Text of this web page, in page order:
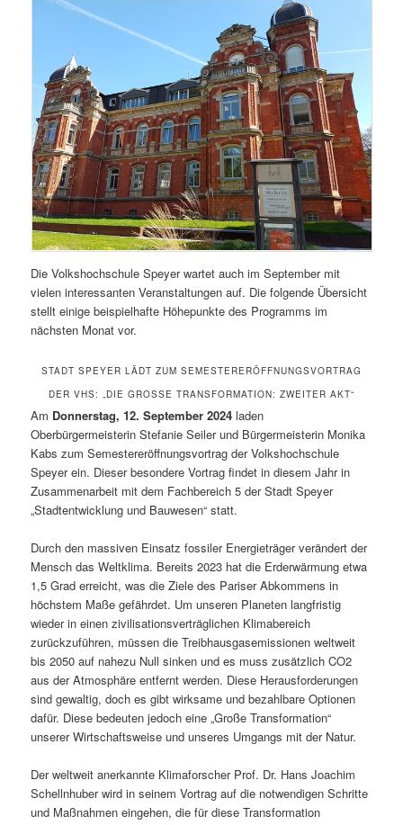
Die Volkshochschule Speyer wartet auch im September mit
vielen interessanten Veranstaltungen auf. Die folgende Übersicht
stellt einige beispielhafte Höhepunkte des Programms im
nächsten Monat vor.
STADT SPEYER LÄDT ZUM SEMESTERERÖFFNUNGSVORTRAG
DER VHS: „DIE GROSSE TRANSFORMATION: ZWEITER AKT“
Am Donnerstag, 12. September 2024 laden
Oberbürgermeisterin Stefanie Seiler und Bürgermeisterin Monika
Kabs zum Semestereröffnungsvortrag der Volkshochschule
Speyer ein. Dieser besondere Vortrag findet in diesem Jahr in
Zusammenarbeit mit dem Fachbereich 5 der Stadt Speyer
„Stadtentwicklung und Bauwesen“ statt.
Durch den massiven Einsatz fossiler Energieträger verändert der
Mensch das Weltklima. Bereits 2023 hat die Erderwärmung etwa
1,5 Grad erreicht, was die Ziele des Pariser Abkommens in
höchstem Maße gefährdet. Um unseren Planeten langfristig
wieder in einen zivilisationsverträglichen Klimabereich
zurückzuführen, müssen die Treibhausgasemissionen weltweit
bis 2050 auf nahezu Null sinken und es muss zusätzlich CO2
aus der Atmosphäre entfernt werden. Diese Herausforderungen
sind gewaltig, doch es gibt wirksame und bezahlbare Optionen
dafür. Diese bedeuten jedoch eine „Große Transformation“
unserer Wirtschaftsweise und unseres Umgangs mit der Natur.
Der weltweit anerkannte Klimaforscher Prof. Dr. Hans Joachim
Schellnhuber wird in seinem Vortrag auf die notwendigen Schritte
und Maßnahmen eingehen, die für diese Transformation